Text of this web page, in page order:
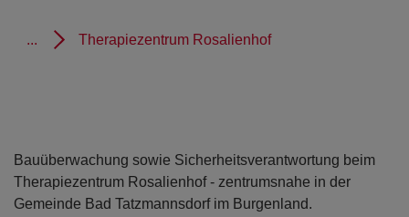
... Therapiezentrum Rosalienhof
Bauüberwachung sowie Sicherheitsverantwortung beim
Therapiezentrum Rosalienhof - zentrumsnahe in der
Gemeinde Bad Tatzmannsdorf im Burgenland.